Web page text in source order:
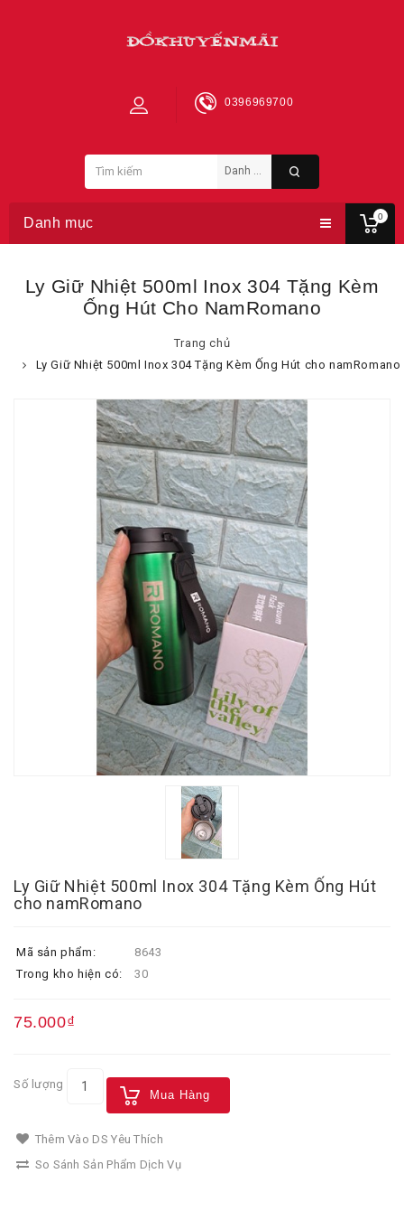
0
0396969700
Danh mục
Ly Giữ Nhiệt 500ml Inox 304 Tặng Kèm
Ống Hút Cho NamRomano
Trang chủ
Ly Giữ Nhiệt 500ml Inox 304 Tặng Kèm Ống Hút cho namRomano
Ly Giữ Nhiệt 500ml Inox 304 Tặng Kèm Ống Hút
cho namRomano
Mã sản phẩm:
8643
Trong kho hiện có:
30
75.000₫
Số lượng
Mua Hàng
Thêm Vào DS Yêu Thích
So Sánh Sản Phẩm Dịch Vụ